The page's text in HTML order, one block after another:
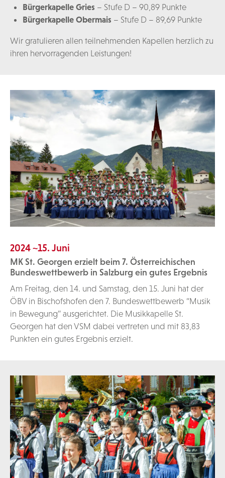
Bürgerkapelle Gries – Stufe D – 90,89 Punkte
Bürgerkapelle Obermais – Stufe D – 89,69 Punkte
Wir gratulieren allen teilnehmenden Kapellen herzlich zu
ihren hervorragenden Leistungen!
2024 ~15. Juni
MK St. Georgen erzielt beim 7. Österreichischen
Bundeswettbewerb in Salzburg ein gutes Ergebnis
Am Freitag, den 14. und Samstag, den 15. Juni hat der
ÖBV in Bischofshofen den 7. Bundeswettbewerb “Musik
in Bewegung” ausgerichtet. Die Musikkapelle St.
Georgen hat den VSM dabei vertreten und mit 83,83
Punkten ein gutes Ergebnis erzielt.